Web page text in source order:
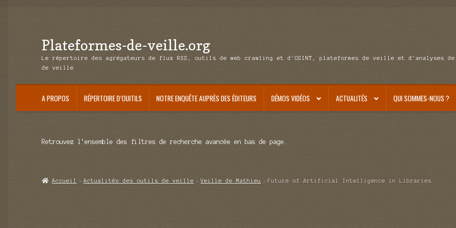
Aller
à
Aller
au
Plateformes-de-veille.org
Le répertoire des agrégateurs de flux RSS, outils de web crawling et d'OSINT, plateformes de veille et d'analyses de
de veille
A PROPOS RÉPERTOIRE D’OUITILS NOTRE ENQUÊTE AUPRÈS DES ÉDITEURS DÉMOS VIDÉOS ACTUALITÉS QUI SOMMES-NOUS ?
Retrouvez l’ensemble des filtres de recherche avancée en bas de page.
Accueil Actualités des outils de veille Veille de Mathieu Future of Artificial Intelligence in Libraries